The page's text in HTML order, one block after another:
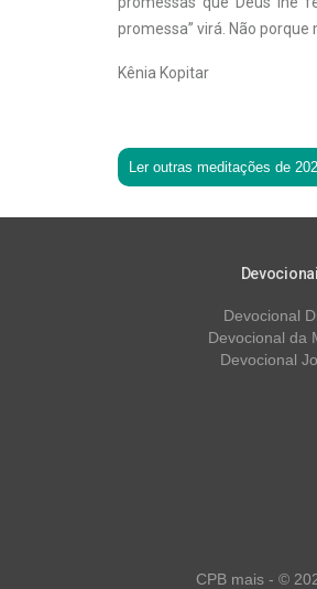
promessa” virá. Não
Kênia Kopitar
Ler outras meditações de
Devocional
Devocional da
Devocional
CPB mais - ©